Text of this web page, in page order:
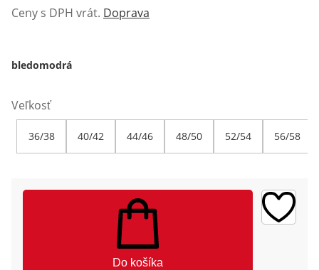
Ceny s DPH vrát. Doprava
bledomodrá
Veľkosť
36/38 40/42 44/46 48/50 52/54 56/58
Do košíka